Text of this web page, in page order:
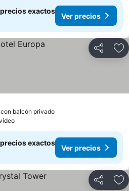
exactos
Ver precios
Compartir
balcón privadoVer precios
exactos
Ver precios
Compartir